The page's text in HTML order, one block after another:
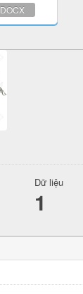
DOCX
Dữ liệu
1